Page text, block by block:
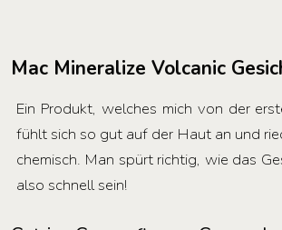
Mac Mineralize Volcanic
Ein Produkt, welches mich von der
fühlt sich so gut auf der Haut an und
chemisch. Man spürt richtig, wie das
also schnell sein!